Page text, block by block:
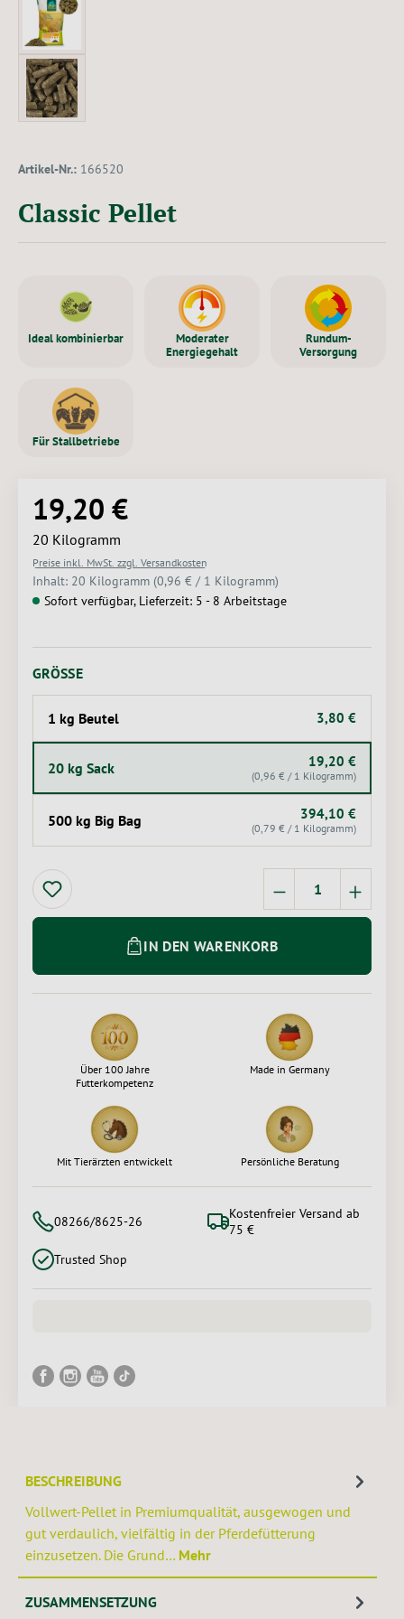
Artikel-Nr.: 166520
Classic Pellet
Ideal kombinierbar
Moderater
Energiegehalt
Rundum-
Versorgung
Für Stallbetriebe
Regulärer Preis:
19,20 €
20 Kilogramm
Preise inkl. MwSt. zzgl. Versandkosten
Inhalt: 20 Kilogramm (0,96 € / 1 Kilogramm)
Sofort verfügbar, Lieferzeit: 5 - 8 Arbeitstage
GRÖSSE AUSWÄHLEN
1 kg Beutel 3,80 €
20 kg Sack 19,20 €
(0,96 € / 1 Kilogramm)
500 kg Big Bag 394,10 €
(0,79 € / 1 Kilogramm)
Produkt
IN DEN WARENKORB
Über 100 Jahre
Futterkompetenz
Made in Germany
Mit Tierärzten entwickelt Persönliche Beratung
08266/8625-26
Kostenfreier Versand ab
75 €
Trusted Shop
BESCHREIBUNG
Vollwert-Pellet in Premiumqualität, ausgewogen und
gut verdaulich, vielfältig in der Pferdefütterung
einzusetzen. Die Grund… Mehr
ZUSAMMENSETZUNG